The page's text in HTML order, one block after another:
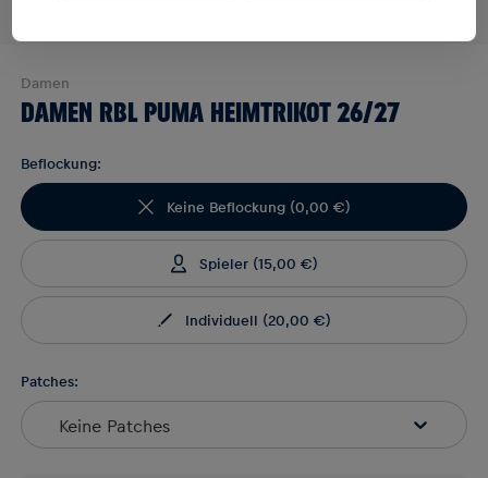
Damen
DAMEN RBL PUMA HEIMTRIKOT 26/27
Beflockung:
Keine Beflockung(0,00 €)
Spieler(15,00 €)
Individuell (20,00 €)
Patches:
Keine Patches